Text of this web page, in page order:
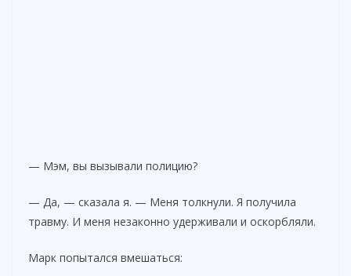
— Мэм, вы вызывали полицию?
— Да, — сказала я. — Меня толкнули. Я получила
травму. И меня незаконно удерживали и оскорбляли.
Марк попытался вмешаться: